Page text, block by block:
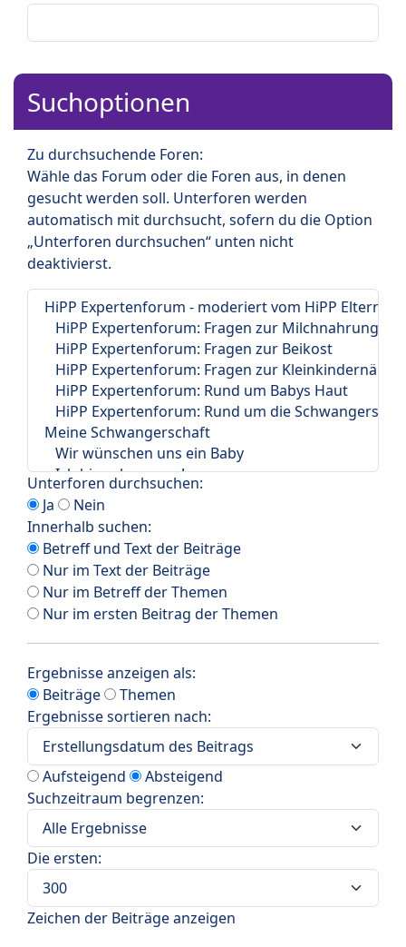
Suchoptionen
Zu durchsuchende Foren:
Wähle das Forum oder die Foren aus, in denen
gesucht werden soll. Unterforen werden
automatisch mit durchsucht, sofern du die Option
„Unterforen durchsuchen“ unten nicht
deaktivierst.
Unterforen durchsuchen:
Ja
Nein
Innerhalb suchen:
Betreff und Text der Beiträge
Nur im Text der Beiträge
Nur im Betreff der Themen
Nur im ersten Beitrag der Themen
Ergebnisse anzeigen als:
Beiträge
Themen
Ergebnisse sortieren nach:
Aufsteigend
Absteigend
Suchzeitraum begrenzen:
Die ersten:
Zeichen der Beiträge anzeigen